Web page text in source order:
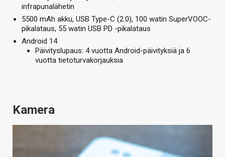
infrapunalähetin
5500 mAh akku, USB Type-C (2.0), 100 watin SuperVOOC-
pikalataus, 55 watin USB PD -pikalataus
Android 14
Päivityslupaus: 4 vuotta Android-päivityksiä ja 6
vuotta tietoturvakorjauksia
Kamera